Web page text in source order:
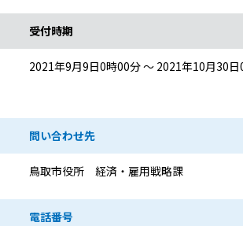
受付時期
2021年9月9日0時00分 ～ 2021年10月30
問い合わせ先
鳥取市役所 経済・雇用戦略課
電話番号